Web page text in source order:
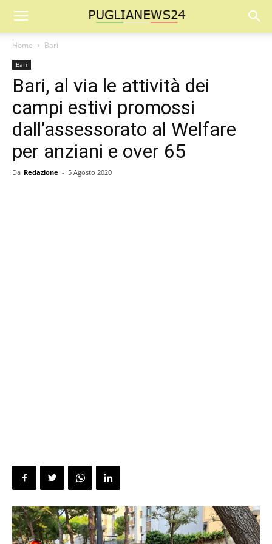
Home Bari
Bari
Bari, al via le attività dei
campi estivi promossi
dall’assessorato al Welfare
per anziani e over 65
Da Redazione - 5 Agosto 2020